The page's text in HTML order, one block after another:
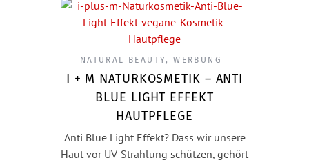
NATURAL BEAUTY,WERBUNG
I + M NATURKOSMETIK – ANTI
BLUE LIGHT EFFEKT
HAUTPFLEGE
Anti Blue Light Effekt? Dass wir unsere
Haut vor UV-Strahlung schützen, gehört